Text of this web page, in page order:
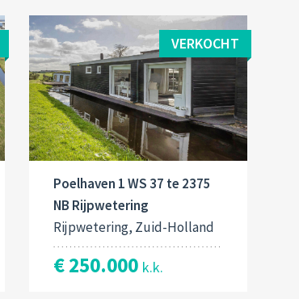
VERKOCHT
Poelhaven 1 WS 37 te 2375
NB Rijpwetering
Rijpwetering, Zuid-Holland
€ 250.000 k.k.